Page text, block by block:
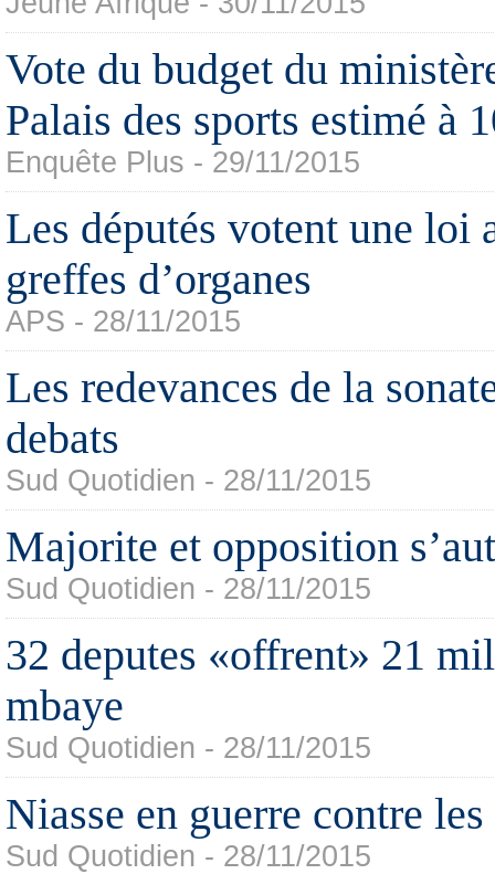
Vote du budget du
Palais des sports estimé à
Enquête Plus - 29/11/2015
Les députés votent une loi
greffes d’organes
APS - 28/11/2015
Les redevances de la
debats
Sud Quotidien - 28/11/2015
Majorite et opposition
Sud Quotidien - 28/11/2015
32 deputes «offrent» 21
mbaye
Sud Quotidien - 28/11/2015
Niasse en guerre contre les
Sud Quotidien - 28/11/2015